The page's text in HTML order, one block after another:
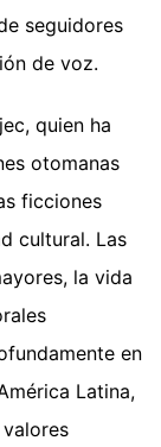
seguidores
de voz.
quien ha
otomanas
ficciones
cultural. Las
la vida
en
Latina,